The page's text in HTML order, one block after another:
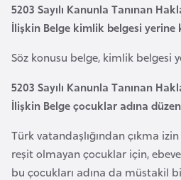
5203 Sayılı Kanunla Tanınan
İlişkin Belge kimlik belgesi yerine
Söz konusu belge, kimlik belgesi
5203 Sayılı Kanunla Tanınan
İlişkin Belge çocuklar adına
Türk vatandaşlığından çıkma
reşit olmayan çocuklar için,
bu çocukları adına da müstakil
İ
l
n
d
a
K